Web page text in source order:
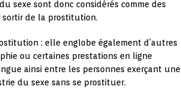
sexe sont donc considérés comme des
sortir de la prostitution.
: elle englobe également d’autres
ou certaines prestations en ligne
ainsi entre les personnes exerçant une
du sexe sans se prostituer.